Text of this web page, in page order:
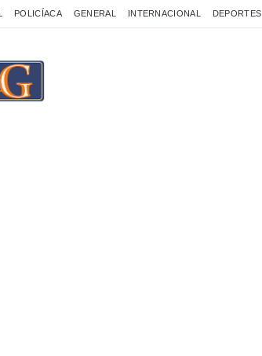
POLICÍACA GENERAL INTERNACIONAL DEPORTES